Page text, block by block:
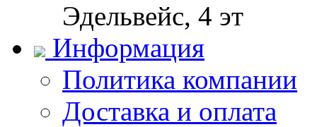
Эдельвейс, 4 эт
Информация
Политика компании
Доставка и оплата